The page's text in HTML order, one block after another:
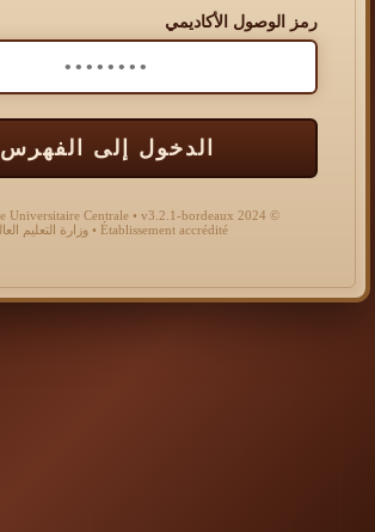
رمز الوصول الأكاديمي
الدخول إلى الفهرس
© 2024 Bibliothèque Universitaire Centrale • v3.2.1-bordeaux
Établissement accrédité • وزارة التعليم العالي